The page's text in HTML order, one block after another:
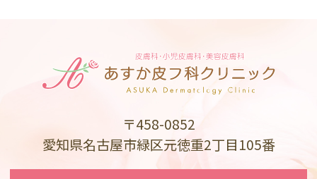
〒458-0852
愛知県名古屋市緑区元徳重2丁目105番